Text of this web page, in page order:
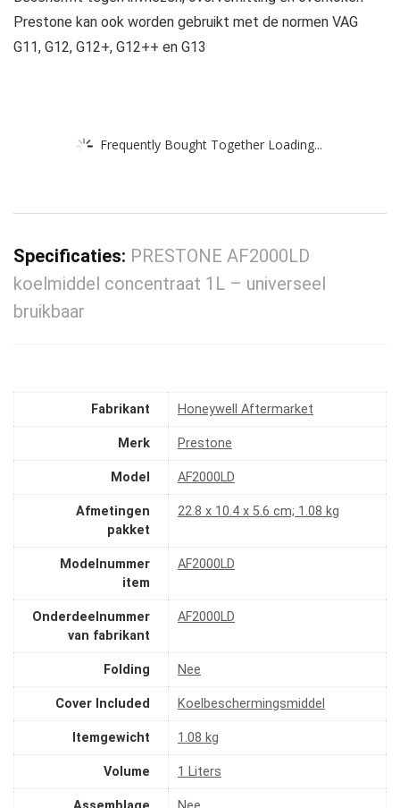
Prestone kan ook worden gebruikt met de normen VAG
G11, G12, G12+, G12++ en G13
Frequently Bought Together Loading...
Specificaties: PRESTONE AF2000LD
koelmiddel concentraat 1L – universeel
bruikbaar
Fabrikant ‎Honeywell Aftermarket
Merk ‎Prestone
Model ‎AF2000LD
Afmetingen
pakket
‎22.8 x 10.4 x 5.6 cm; 1.08 kg
Modelnummer
item
‎AF2000LD
Onderdeelnummer
van fabrikant
‎AF2000LD
Folding ‎Nee
Cover Included ‎Koelbeschermingsmiddel
Itemgewicht ‎1.08 kg
Volume ‎1 Liters